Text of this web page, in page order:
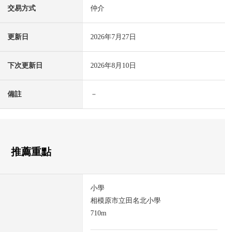
交易方式 仲介
更新日 2026年7月27日
下次更新日 2026年8月10日
備註 －
推薦重點
小學
相模原市立田名北小學
710m